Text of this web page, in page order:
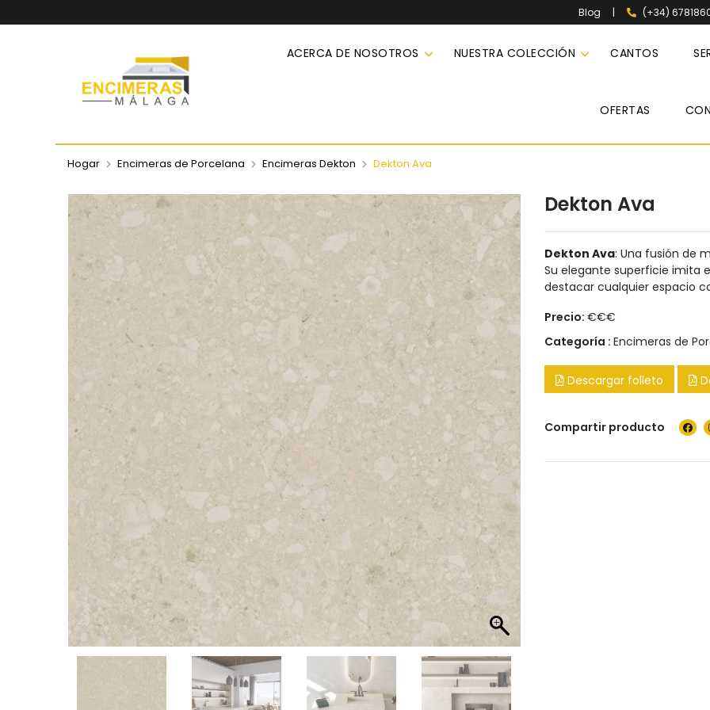
Blog | (+34)
ACERCA DE NOSOTROS NUESTRA COLECCIÓN CANTOS
OFERTAS
Hogar Encimeras de Porcelana Encimeras Dekton Dekton Ava
Dekton Ava
Dekton Ava: Una fusión de
Su elegante superficie imita
destacar cualquier espacio
Precio: €€€
Categoría : Encimeras de
Descargar folleto
Compartir producto